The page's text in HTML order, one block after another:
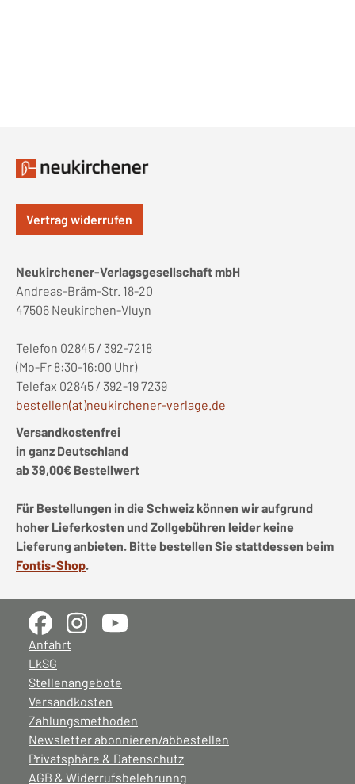
Vertrag widerrufen
Neukirchener-Verlagsgesellschaft mbH
Andreas-Bräm-Str. 18-20
47506 Neukirchen-Vluyn
Telefon 02845 / 392-7218
(Mo-Fr 8:30-16:00 Uhr)
Telefax 02845 / 392-19 7239
bestellen(at)neukirchener-verlage.de
Versandkostenfrei
in ganz Deutschland
ab 39,00€ Bestellwert
Für Bestellungen in die Schweiz können wir aufgrund
hoher Lieferkosten und Zollgebühren leider keine
Lieferung anbieten. Bitte bestellen Sie stattdessen beim
Fontis-Shop.
Anfahrt
LkSG
Stellenangebote
Versandkosten
Zahlungsmethoden
Newsletter abonnieren/abbestellen
Privatsphäre & Datenschutz
AGB & Widerrufsbelehrunng